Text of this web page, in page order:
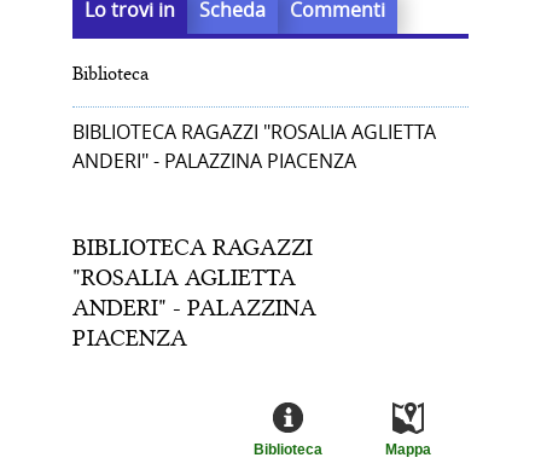
Lo trovi in Scheda Commenti
Biblioteca
BIBLIOTECA RAGAZZI "ROSALIA AGLIETTA
ANDERI" - PALAZZINA PIACENZA
BIBLIOTECA RAGAZZI
"ROSALIA AGLIETTA
ANDERI" - PALAZZINA
PIACENZA
Mappa
Biblioteca